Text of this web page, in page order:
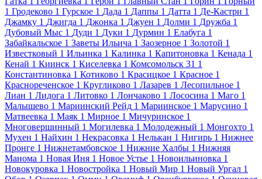
1 Гродеково 1 Гурское 1 Дада 1 Даппы 1 Датта 1 Де-Кастри 1
Джамку 1 Джигда 1 Джонка 1 Джуен 1 Долми 1 Дружба 1
Дубовый Мыс 1 Дуди 1 Дуки 1 Дурмин 1 Елабуга 1
Забайкальское 1 Заветы Ильича 1 Заозерное 1 Золотой 1
Известковый 1 Ильинка 1 Калинка 1 Капитоновка 1 Кенада 1
Кенай 1 Киинск 1 Киселевка 1 Комсомольск 31 1
Константиновка 1 Котиково 1 Красицкое 1 Красное 1
Краснореченское 1 Кругликово 1 Лазарев 1 Лесопильное 1
Лиан 1 Лидога 1 Литовко 1 Лончаково 1 Лососина 1 Маго 1
Малышево 1 Мариинский Рейд 1 Мариинское 1 Марусино 1
Матвеевка 1 Маяк 1 Мирное 1 Мичуринское 1
Многовершинный 1 Могилевка 1 Молодежный 1 Монгохто 1
Мухен 1 Найхин 1 Некрасовка 1 Нелькан 1 Нигирь 1 Нижнее
Пронге 1 Нижнетамбовское 1 Нижние Халбы 1 Нижняя
Манома 1 Новая Иня 1 Новое Устье 1 Новоильиновка 1
Новокуровка 1 Новостройка 1 Новый Мир 1 Новый Ургал 1